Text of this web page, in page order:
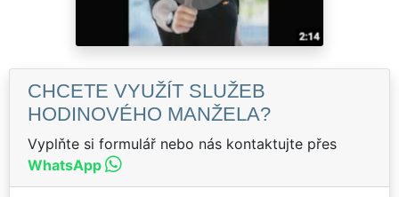
CHCETE VYUŽÍT SLUŽEB
HODINOVÉHO MANŽELA?
Vyplňte si formulář nebo nás kontaktujte přes
WhatsApp